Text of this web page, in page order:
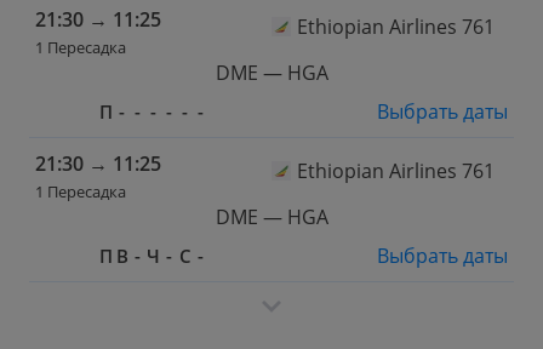
21:30 → 11:25
1 Пересадка
Ethiopian Airlines 761
DME — HGA
П - - - - - -
Выбрать даты
21:30 → 11:25
1 Пересадка
Ethiopian Airlines 761
DME — HGA
П В - Ч - С - Выбрать даты